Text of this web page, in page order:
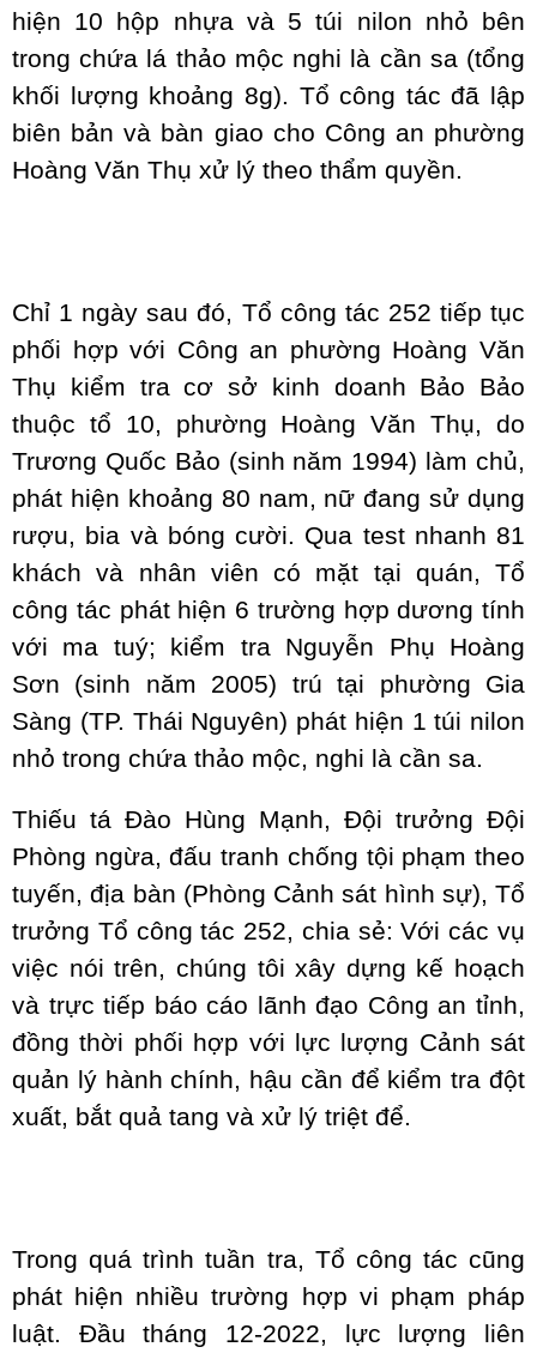
hiện 10 hộp nhựa và 5 túi nilon nhỏ bên
trong chứa lá thảo mộc nghi là cần sa (tổng
khối lượng khoảng 8g). Tổ công tác đã lập
biên bản và bàn giao cho Công an phường
Hoàng Văn Thụ xử lý theo thẩm quyền.
Chỉ 1 ngày sau đó, Tổ công tác 252 tiếp tục
phối hợp với Công an phường Hoàng Văn
Thụ kiểm tra cơ sở kinh doanh Bảo Bảo
thuộc tổ 10, phường Hoàng Văn Thụ, do
Trương Quốc Bảo (sinh năm 1994) làm chủ,
phát hiện khoảng 80 nam, nữ đang sử dụng
rượu, bia và bóng cười. Qua test nhanh 81
khách và nhân viên có mặt tại quán, Tổ
công tác phát hiện 6 trường hợp dương tính
với ma tuý; kiểm tra Nguyễn Phụ Hoàng
Sơn (sinh năm 2005) trú tại phường Gia
Sàng (TP. Thái Nguyên) phát hiện 1 túi nilon
nhỏ trong chứa thảo mộc, nghi là cần sa.
Thiếu tá Đào Hùng Mạnh, Đội trưởng Đội
Phòng ngừa, đấu tranh chống tội phạm theo
tuyến, địa bàn (Phòng Cảnh sát hình sự), Tổ
trưởng Tổ công tác 252, chia sẻ: Với các vụ
việc nói trên, chúng tôi xây dựng kế hoạch
và trực tiếp báo cáo lãnh đạo Công an tỉnh,
đồng thời phối hợp với lực lượng Cảnh sát
quản lý hành chính, hậu cần để kiểm tra đột
xuất, bắt quả tang và xử lý triệt để.
Trong quá trình tuần tra, Tổ công tác cũng
phát hiện nhiều trường hợp vi phạm pháp
luật. Đầu tháng 12-2022, lực lượng liên